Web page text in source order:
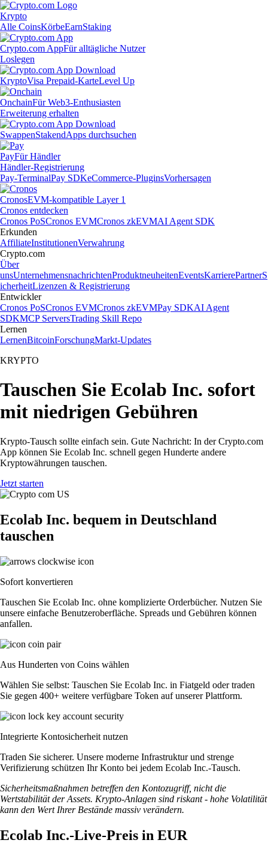
Krypto
Alle CoinsKörbeEarnStaking
Crypto.com AppFür alltägliche Nutzer
Loslegen
KryptoVisa Prepaid-KarteLevel Up
OnchainFür Web3-Enthusiasten
Erweiterung erhalten
SwappenStakendApps durchsuchen
PayFür Händler
Händler-Registrierung
Pay-TerminalPay SDKeCommerce-PluginsVorhersagen
CronosEVM-kompatible Layer 1
Cronos entdecken
Cronos PoSCronos EVMCronos zkEVMAI Agent SDK
Erkunden
AffiliateInstitutionenVerwahrung
Crypto.com
Über
unsUnternehmensnachrichtenProduktneuheitenEventsKarrierePartnerS
icherheitLizenzen & Registrierung
Entwickler
Cronos PoSCronos EVMCronos zkEVMPay SDKAI Agent
SDKMCP ServersTrading Skill Repo
Lernen
LernenBitcoinForschungMarkt-Updates
KRYPTO
Tauschen Sie Ecolab Inc. sofort
mit niedrigen Gebühren
Krypto-Tausch sollte einfach sein. Gute Nachricht: In der Crypto.com
App können Sie Ecolab Inc. schnell gegen Hunderte andere
Kryptowährungen tauschen.
Jetzt starten
Ecolab Inc. bequem in Deutschland
tauschen
Sofort konvertieren
Tauschen Sie Ecolab Inc. ohne komplizierte Orderbücher. Nutzen Sie
unsere einfache Benutzeroberfläche. Spreads und Gebühren können
anfallen.
Aus Hunderten von Coins wählen
Wählen Sie selbst: Tauschen Sie Ecolab Inc. in Fiatgeld oder traden
Sie gegen 400+ weitere verfügbare Token auf unserer Plattform.
Integrierte Kontosicherheit nutzen
Traden Sie sicherer. Unsere moderne Infrastruktur und strenge
Verifizierung schützen Ihr Konto bei jedem Ecolab Inc.-Tausch.
Sicherheitsmaßnahmen betreffen den Kontozugriff, nicht die
Wertstabilität der Assets. Krypto-Anlagen sind riskant - hohe Volatilität
kann den Wert Ihrer Bestände massiv verändern.
Ecolab Inc.-Live-Preis in EUR